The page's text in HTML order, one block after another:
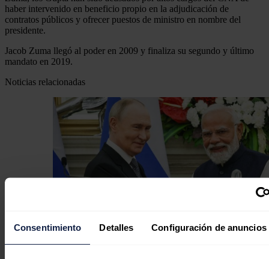
Consentimiento Detalles Configuración de anuncios
haber intervenido en beneficio propio en la adjudicación de
contratos públicos y ofrecer puestos de ministro en nombre del
presidente.
Jacob Zuma llegó al poder en 2009 y finaliza su segundo y último
mandato en 2019.
Noticias relacionadas